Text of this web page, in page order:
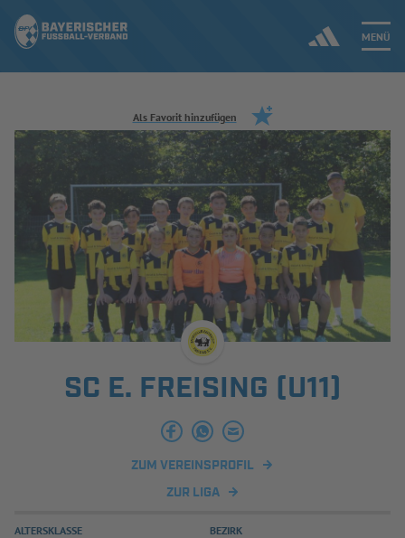
MENÜ
Jetzt einloggen
ERGEBNISSE & WETTBEWERBE
NEUIGKEITEN
SPIELBETRIEB & VERBANDSLEBEN
AUSBILDUNG & FÖRDERUNG
INFOTHEK SPIELPLUS
Als Favorit hinzufügen
SC E. FREISING (U11)
ZUM VEREINSPROFIL
ZUR LIGA
ALTERSKLASSE BEZIRK